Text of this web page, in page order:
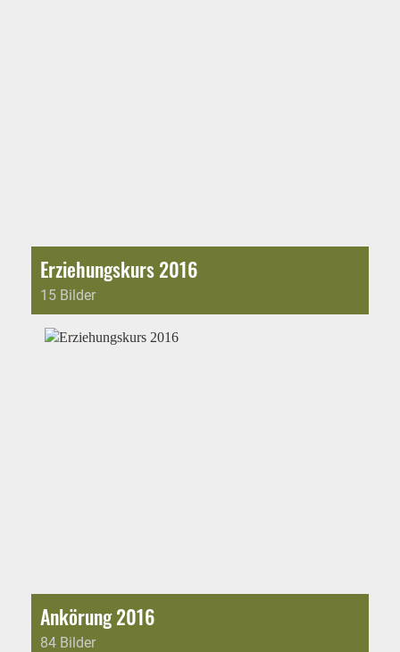
Erziehungskurs 2016
15 Bilder
Ankörung 2016
84 Bilder